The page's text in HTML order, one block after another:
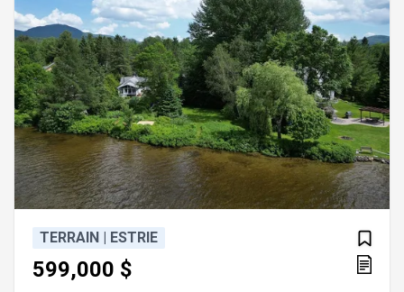
TERRAIN | ESTRIE
599,000 $